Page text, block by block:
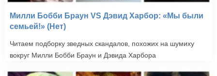
Милли Бобби Браун VS Дэвид Харбор: «Мы были
семьей!» (Нет)
Читаем подборку зведных скандалов, похожих на шумиху
вокруг Милли Бобби Браун и Дэвида Харбора